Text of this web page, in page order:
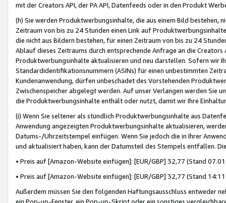
mit der Creators API, der PA API, Datenfeeds oder in den Produkt
(h) Sie werden Produktwerbungsinhalte, die aus einem Bild bestehen,
Zeitraum von bis zu 24 Stunden einen Link auf
die nicht aus Bildern bestehen, für einen Zeitraum von bis zu 24
Ablauf dieses Zeitraums durch entsprechende Anfrage an die
Produktwerbungsinhalte aktualisieren und neu darstellen. Sofern wir
Standardidentifikationsnummern (ASINs) für einen unbestimmten
Kundenanwendung, dürfen unbeschadet des Vorstehenden
Zwischenspeicher abgelegt werden. Auf unser Verlangen werden Sie
die Produktwerbungsinhalte enthält oder nutzt, damit wir Ihre
(i) Wenn Sie seltener als stündlich Produktwerbungsinhalte aus
Anwendung angezeigten Produktwerbungsinhalte aktualisieren,
Datums-/Uhrzeitstempel einfügen. Wenn Sie jedoch die in Ihrer
und aktualisiert haben, kann der Datumsteil des Stempels entfallen.
• Preis auf [Amazon-Website einfügen]: [EUR/GBP] 32,77 (Stand
• Preis auf [Amazon-Website einfügen]: [EUR/GBP] 32,77 (Stand
Außerdem müssen Sie den folgenden Haftungsausschluss entweder
ein Pop-up-Fenster, ein Pop-up-Skript oder ein sonstiges